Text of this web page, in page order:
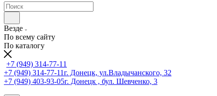
Везде
По всему сайту
По каталогу
+7 (949) 314-77-11
+7 (949) 314-77-11г. Донецк, ул.Владычанского, 32
+7 (949) 403-93-05г. Донецк , бул. Шевченко, 3